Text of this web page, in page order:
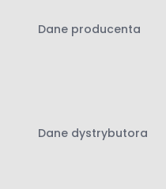
instrukcja montażu drzwi
Dane producenta
Dane dystrybutora